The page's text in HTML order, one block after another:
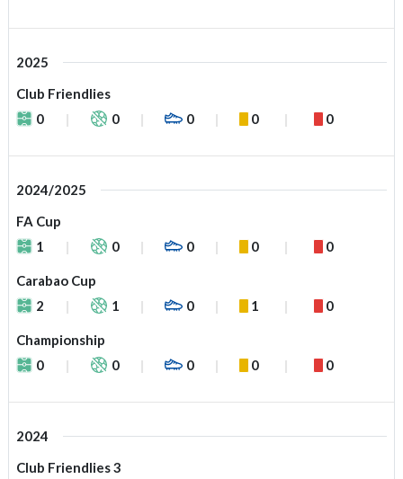
2025
Club Friendlies
0
0 0 0 0
2024/2025
FA Cup
1
0 0 0 0
Carabao Cup
2
1 0 1 0
Championship
0
0 0 0 0
2024
Club Friendlies 3